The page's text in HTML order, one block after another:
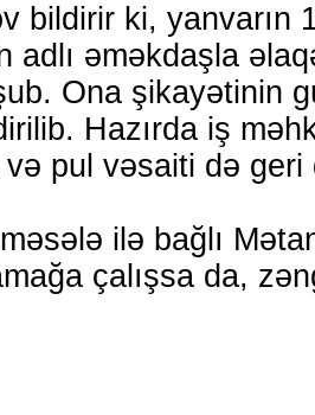
bildirir ki, yanvarın
adlı əməkdaşla
Ona şikayətinin
Hazırda iş
pul vəsaiti də geri
ilə bağlı
çalışsa da,